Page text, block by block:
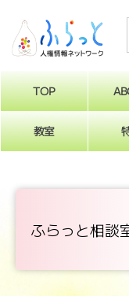
TOP
教室
ふらっと相談